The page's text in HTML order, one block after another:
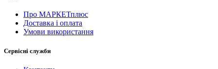
Про МАРКЕТплюс
Доставка і оплата
Умови використання
Сервісні служби